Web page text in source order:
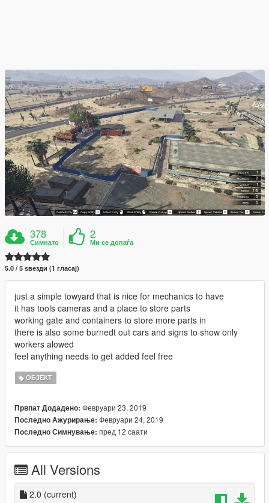
378
Симнато
2
Ми се допаѓа
5.0 / 5 ѕвезди (1 гласај)
just a simple towyard that is nice for mechanics to have
it has tools cameras and a place to store parts
working gate and containers to store more parts in
there is also some burnedt out cars and signs to show only
workers alowed
feel anything needs to get added feel free
ОБЈЕКТ
Првпат Додадено: Февруари 23, 2019
Последно Ажурирање: Февруари 24, 2019
Последно Симнување: пред 12 саати
All Versions
2.0 (current)